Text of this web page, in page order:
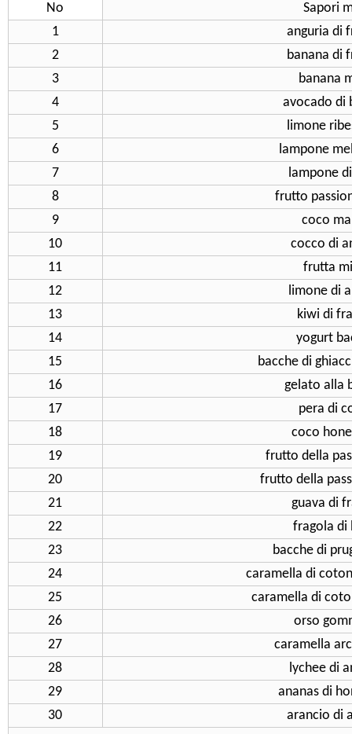
No
Sapori
1
anguria di
2
banana di
3
banana
4
avocado di
5
limone
6
lampone
7
lampone
8
frutto
9
coco
10
cocco di
11
frutta
12
limone di
13
kiwi di
14
yogurt
15
bacche di
16
gelato alla
17
pera di
18
coco
19
frutto della
20
frutto della
21
guava di
22
fragola di
23
bacche di
24
caramella di
25
caramella di
26
orso
27
caramella
28
lychee di
29
ananas di
30
arancio di